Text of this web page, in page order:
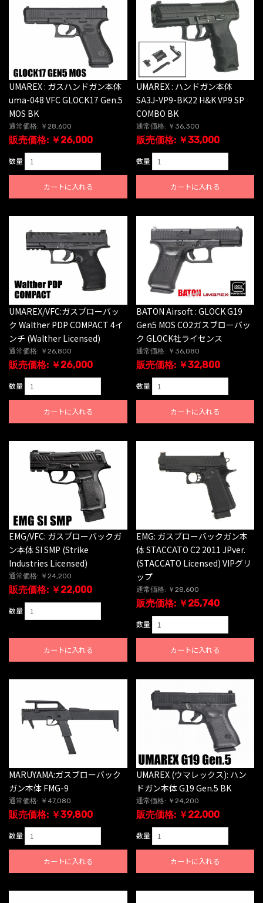
UMAREX : ガスハンドガン本体
uma-048 VFC GLOCK17 Gen.5
MOS BK
通常価格: ￥28,600
販売価格: ￥26,000
数量
カートに入れる
UMAREX : ハンドガン本体
SA3J-VP9-BK22 H&K VP9 SP
COMBO BK
通常価格: ￥36,300
販売価格: ￥33,000
数量
カートに入れる
UMAREX/VFC:ガスブローバッ
ク Walther PDP COMPACT 4イ
ンチ (Walther Licensed)
通常価格: ￥26,800
販売価格: ￥26,000
数量
カートに入れる
BATON Airsoft : GLOCK G19
Gen5 MOS CO2ガスブローバッ
ク GLOCK社ライセンス
通常価格: ￥36,080
販売価格: ￥32,800
数量
カートに入れる
EMG/VFC: ガスブローバックガ
ン本体 SI SMP (Strike
Industries Licensed)
通常価格: ￥24,200
販売価格: ￥22,000
数量
カートに入れる
EMG: ガスブローバックガン本
体 STACCATO C2 2011 JPver.
(STACCATO Licensed) VIPグリ
ップ
通常価格: ￥28,600
販売価格: ￥25,740
数量
カートに入れる
MARUYAMA:ガスブローバック
ガン本体 FMG-9
通常価格: ￥47,080
販売価格: ￥39,800
数量
カートに入れる
UMAREX (ウマレックス): ハン
ドガン本体 G19 Gen.5 BK
通常価格: ￥24,200
販売価格: ￥22,000
数量
カートに入れる